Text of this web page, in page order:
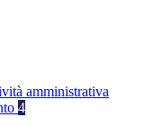
amministrativa
4